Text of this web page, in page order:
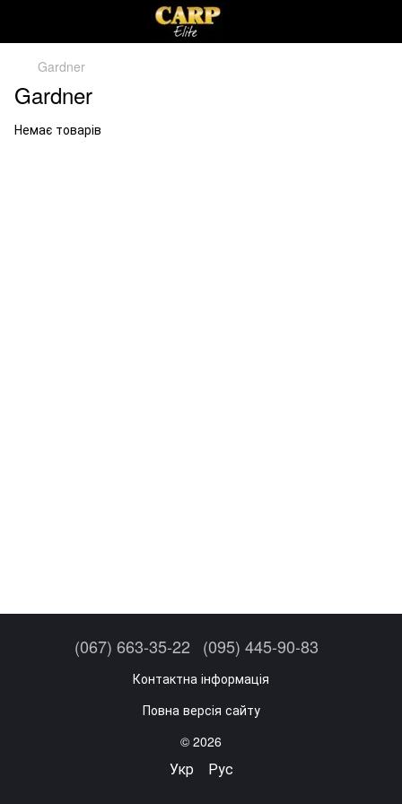
Gardner
Gardner
Немає товарів
(067) 663-35-22 (095) 445-90-83
Контактна інформація
Повна версія сайту
© 2026
Укр Рус